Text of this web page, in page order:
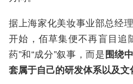
打造第二增长曲线：